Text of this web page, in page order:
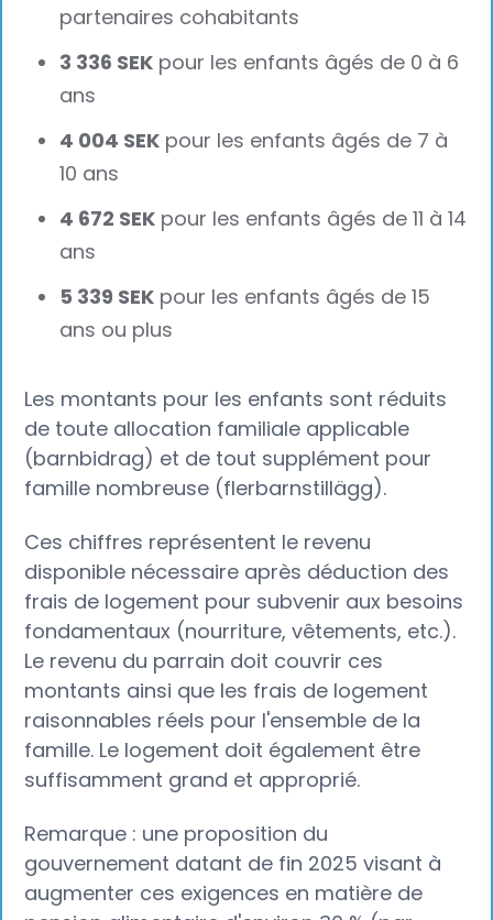
partenaires cohabitants
3 336 SEK pour les enfants âgés de 0 à 6
ans
4 004 SEK pour les enfants âgés de 7 à
10 ans
4 672 SEK pour les enfants âgés de 11 à 14
ans
5 339 SEK pour les enfants âgés de 15
ans ou plus
Les montants pour les enfants sont réduits
de toute allocation familiale applicable
(barnbidrag) et de tout supplément pour
famille nombreuse (flerbarnstillägg).
Ces chiffres représentent le revenu
disponible nécessaire après déduction des
frais de logement pour subvenir aux besoins
fondamentaux (nourriture, vêtements, etc.).
Le revenu du parrain doit couvrir ces
montants ainsi que les frais de logement
raisonnables réels pour l'ensemble de la
famille. Le logement doit également être
suffisamment grand et approprié.
Remarque : une proposition du
gouvernement datant de fin 2025 visant à
augmenter ces exigences en matière de